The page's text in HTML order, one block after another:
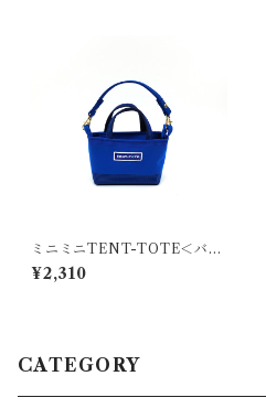
ミニミニTENT-TOTE＜バッ
グチャーム＞K-0514
¥2,310
CATEGORY